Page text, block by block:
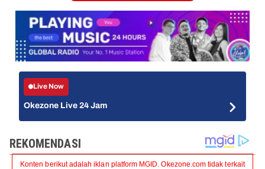
Live Now
Okezone Live 24 Jam